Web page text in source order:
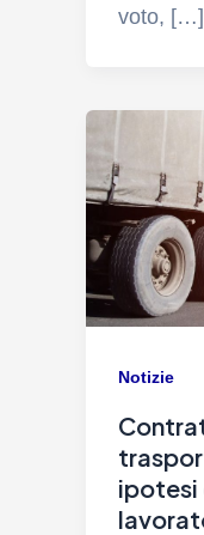
voto, […]
Notizie
ipotesi